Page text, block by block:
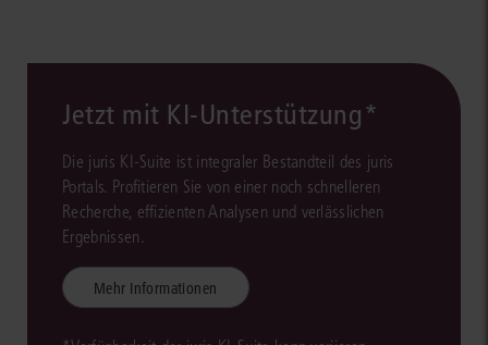
Jetzt mit KI-Unterstützung*
Die juris KI-Suite ist integraler Bestandteil des juris
Portals. Profitieren Sie von einer noch schnelleren
Recherche, effizienten Analysen und verlässlichen
Ergebnissen.
Mehr Informationen